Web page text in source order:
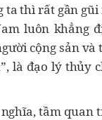
thì rất gần
luôn khẳng
cộng sản
là đạo lý thủy
tầm quan